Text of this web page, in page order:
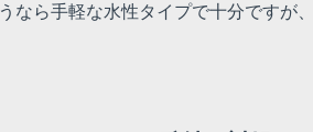
なら手軽な水性タイプで十分ですが